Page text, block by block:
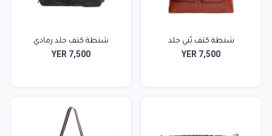
شنطة كتف بُني جلد
YER 7,500
شنطة كتف جلد رمادي
YER 7,500